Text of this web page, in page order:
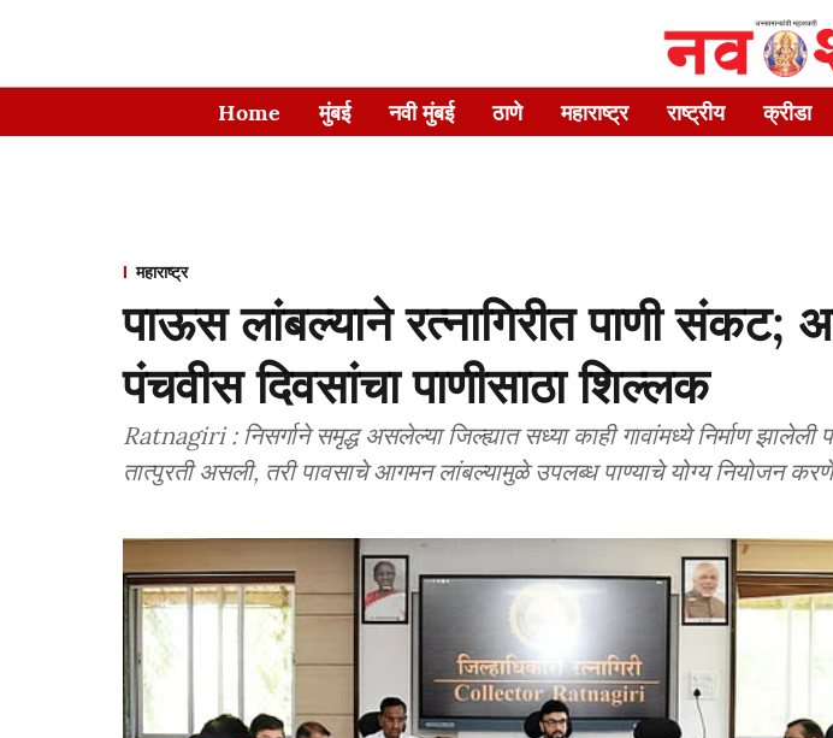
Home मुंबई नवी मुंबई ठाणे महाराष्ट्र राष्ट्रीय क्रीडा
महाराष्ट्र
पाऊस लांबल्याने रत्नागिरीत पाणी संकट;
पंचवीस दिवसांचा पाणीसाठा शिल्लक
Ratnagiri : निसर्गाने समृद्ध असलेल्या जिल्ह्यात सध्या काही गावांमध्ये निर्माण झालेली
तात्पुरती असली, तरी पावसाचे आगमन लांबल्यामुळे उपलब्ध पाण्याचे योग्य नियोजन